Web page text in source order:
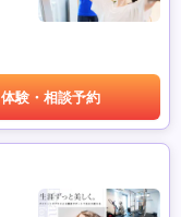
体験・相談予約